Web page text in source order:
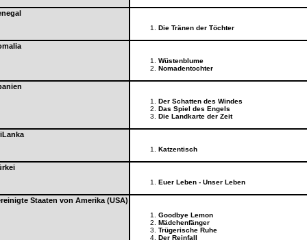
Die Tränen der Töchter
Wüstenblume
Nomadentochter
Der Schatten des Windes
Das Spiel des Engels
Die Landkarte der Zeit
Katzentisch
Euer Leben - Unser Leben
Staaten von Amerika (USA)
Goodbye Lemon
Mädchenfänger
Trügerische Ruhe
Der Reinfall